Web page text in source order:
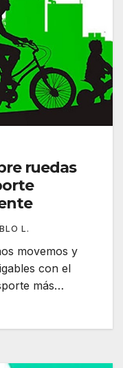
ruedas
L.
movemos y
con el
más…